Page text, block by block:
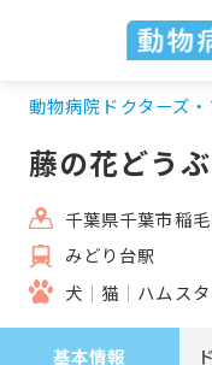
動物病院ドクターズ
藤の花どう
千葉県千葉市稲
みどり台駅
犬
猫 ハムス
基本情報